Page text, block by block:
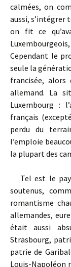
calmées, on
aussi, s’intégrer
on fit ce
Cependant le
seule la
francisée,
allemand. La
Luxembourg :
français
perdu du
l’emploie
la plupart des
Tel est le
soutenus,
romantisme
allemandes,
était aussi
Strasbourg,
patrie de
Louis-Napoléon